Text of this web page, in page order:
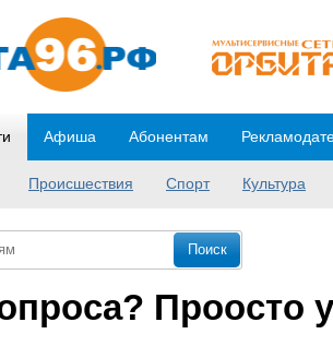
Происшествия Спорт Культура
Афиша Абонентам
Проосто